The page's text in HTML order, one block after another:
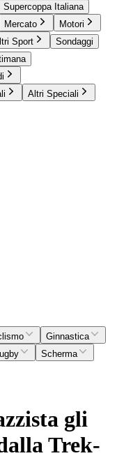
Supercoppa Italiana
Mercato
Motori
Sport
Sondaggi
Altri Speciali
Ginnastica
Scherma
gli
Trek-